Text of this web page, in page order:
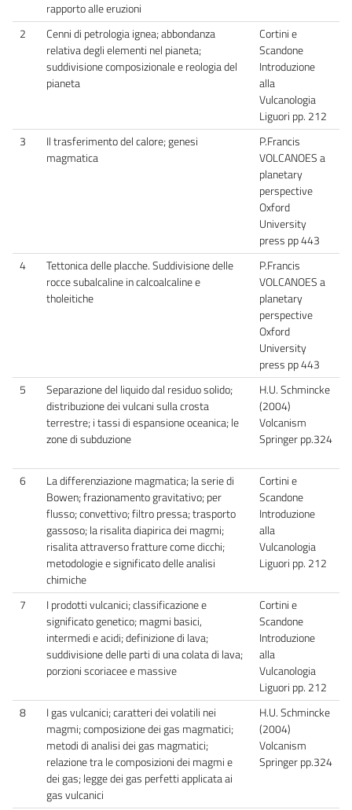
rapporto alle eruzioni
2
Cenni di petrologia ignea; abbondanza
relativa degli elementi nel pianeta;
suddivisione composizionale e reologia del
pianeta
Cortini e
Scandone
Introduzione
alla
Vulcanologia
Liguori pp. 212
3
Il trasferimento del calore; genesi
magmatica
P.Francis
VOLCANOES a
planetary
perspective
Oxford
University
press pp 443
4
Tettonica delle placche. Suddivisione delle
rocce subalcaline in calcoalcaline e
tholeitiche
P.Francis
VOLCANOES a
planetary
perspective
Oxford
University
press pp 443
5
Separazione del liquido dal residuo solido;
distribuzione dei vulcani sulla crosta
terrestre; i tassi di espansione oceanica; le
zone di subduzione
H.U. Schmincke
(2004)
Volcanism
Springer pp.324
6
La differenziazione magmatica; la serie di
Bowen; frazionamento gravitativo; per
flusso; convettivo; filtro pressa; trasporto
gassoso; la risalita diapirica dei magmi;
risalita attraverso fratture come dicchi;
metodologie e significato delle analisi
chimiche
Cortini e
Scandone
Introduzione
alla
Vulcanologia
Liguori pp. 212
7
I prodotti vulcanici; classificazione e
significato genetico; magmi basici,
intermedi e acidi; definizione di lava;
suddivisione delle parti di una colata di lava;
porzioni scoriacee e massive
Cortini e
Scandone
Introduzione
alla
Vulcanologia
Liguori pp. 212
8
I gas vulcanici; caratteri dei volatili nei
magmi; composizione dei gas magmatici;
metodi di analisi dei gas magmatici;
relazione tra le composizioni dei magmi e
dei gas; legge dei gas perfetti applicata ai
gas vulcanici
H.U. Schmincke
(2004)
Volcanism
Springer pp.324